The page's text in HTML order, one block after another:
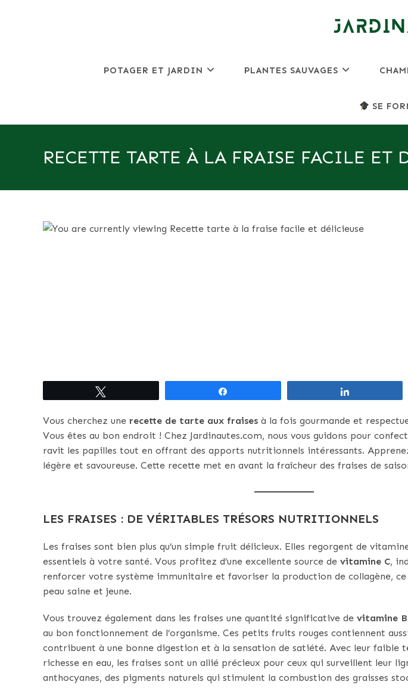
POTAGER ET JARDIN PLANTES SAUVAGES
SE
RECETTE TARTE À LA FRAISE FACILE ET
Vous cherchez une recette de tarte aux fraises à la fois gourmande et
Vous êtes au bon endroit ! Chez Jardinautes.com, nous vous guidons pour
ravit les papilles tout en offrant des apports nutritionnels intéressants.
légère et savoureuse. Cette recette met en avant la fraîcheur des fraises de
LES FRAISES : DE VÉRITABLES TRÉSORS NUTRITIONNELS
Les fraises sont bien plus qu’un simple fruit délicieux. Elles regorgent de
essentiels à votre santé. Vous profitez d’une excellente source de vitamine C,
renforcer votre système immunitaire et favoriser la production de collagène,
peau saine et jeune.
Vous trouvez également dans les fraises une quantité significative de vitamine
au bon fonctionnement de l’organisme. Ces petits fruits rouges contiennent
contribuent à une bonne digestion et à la sensation de satiété. Avec leur faible
richesse en eau, les fraises sont un allié précieux pour ceux qui surveillent leur
anthocyanes, des pigments naturels qui stimulent la combustion des graisses